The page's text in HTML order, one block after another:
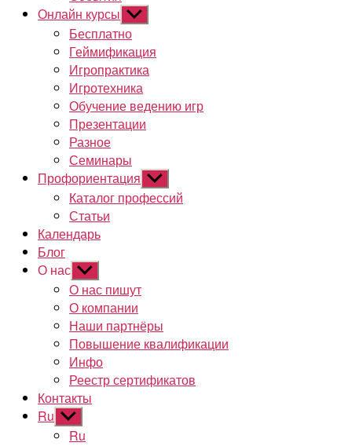
Онлайн курсы Показывать
подменю
Бесплатно
Геймификация
Игропрактика
Игротехника
Обучение ведению игр
Презентации
Разное
Семинары
Профориентация Показывать
подменю
Каталог профессий
Статьи
Календарь
Блог
О нас Показывать
подменю
О нас пишут
О компании
Наши партнёры
Повышение квалификации
Инфо
Реестр сертификатов
Контакты
Ru Показывать
подменю
Ru